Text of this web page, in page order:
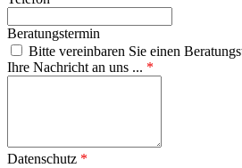
Beratungstermin
Bitte vereinbaren Sie einen
Ihre Nachricht an uns ... *
Datenschutz *